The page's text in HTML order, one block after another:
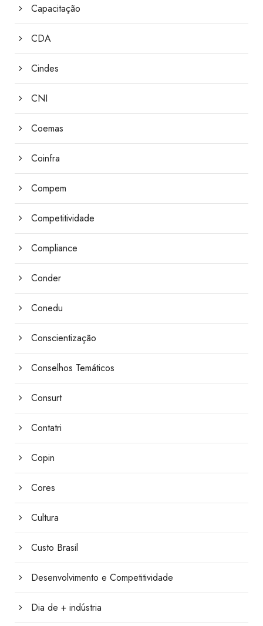
Capacitação
CDA
Cindes
CNI
Coemas
Coinfra
Compem
Competitividade
Compliance
Conder
Conedu
Conscientização
Conselhos Temáticos
Consurt
Contatri
Copin
Cores
Cultura
Custo Brasil
Desenvolvimento e Competitividade
Dia de + indústria